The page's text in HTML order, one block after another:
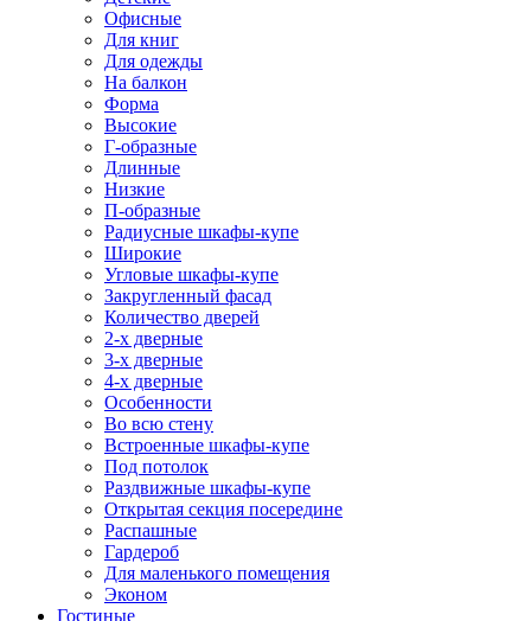
Офисные
Для книг
Для одежды
На балкон
Форма
Высокие
Г-образные
Длинные
Низкие
П-образные
Радиусные шкафы-купе
Широкие
Угловые шкафы-купе
Закругленный фасад
Количество дверей
2-х дверные
3-х дверные
4-х дверные
Особенности
Во всю стену
Встроенные шкафы-купе
Под потолок
Раздвижные шкафы-купе
Открытая секция посередине
Распашные
Гардероб
Для маленького помещения
Эконом
Гостиные